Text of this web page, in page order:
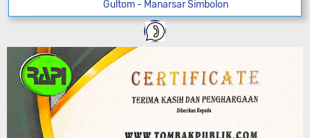
Gultom - Manarsar Simbolon